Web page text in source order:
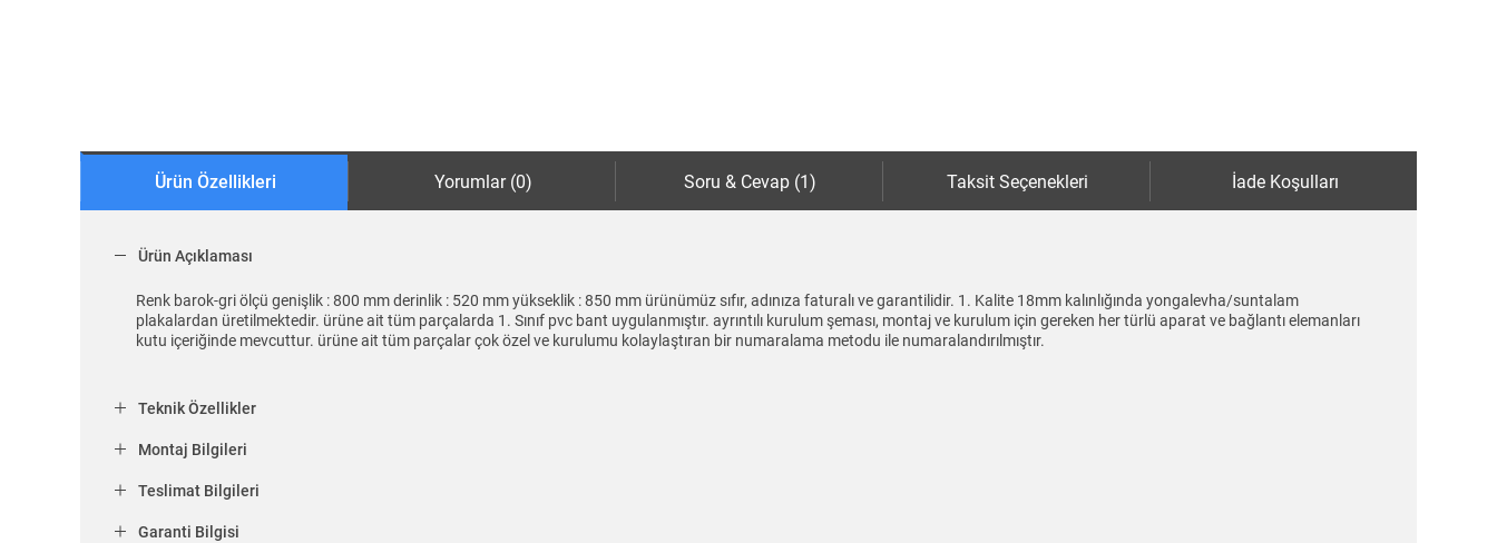
Ürün Özellikleri Yorumlar (0) Soru & Cevap (1) Taksit Seçenekleri İade Koşulları
Ürün Açıklaması
Renk barok-gri ölçü genişlik : 800 mm derinlik : 520 mm yükseklik : 850 mm ürünümüz sıfır, adınıza faturalı ve garantilidir. 1. Kalite 18mm kalınlığında yongalevha/suntalam
plakalardan üretilmektedir. ürüne ait tüm parçalarda 1. Sınıf pvc bant uygulanmıştır. ayrıntılı kurulum şeması, montaj ve kurulum için gereken her türlü aparat ve bağlantı elemanları
kutu içeriğinde mevcuttur. ürüne ait tüm parçalar çok özel ve kurulumu kolaylaştıran bir numaralama metodu ile numaralandırılmıştır.
Teknik Özellikler
Montaj Bilgileri
Teslimat Bilgileri
Garanti Bilgisi